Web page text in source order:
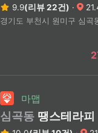
9.9(리뷰 22건) ·
경기도 부천시 원미구 심곡
마맵
심곡동 땡스테라피